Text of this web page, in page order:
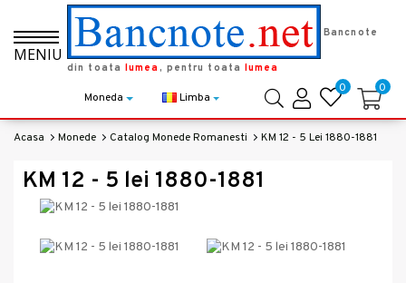
MENIU
Bancnote
din toata lumea , pentru toata lumea
Moneda Limba
0 0
Acasa Monede Catalog Monede Romanesti KM 12 - 5 Lei 1880-1881
KM 12 - 5 lei 1880-1881